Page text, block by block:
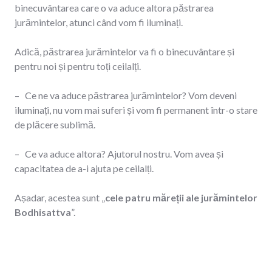
binecuvântarea care o va aduce altora păstrarea
jurămintelor, atunci când vom fi iluminați.
Adică, păstrarea jurămintelor va fi o binecuvântare și
pentru noi și pentru toți ceilalți.
– Ce ne va aduce păstrarea jurămintelor? Vom deveni
iluminați, nu vom mai suferi și vom fi permanent într-o stare
de plăcere sublimă.
– Ce va aduce altora? Ajutorul nostru. Vom avea și
capacitatea de a-i ajuta pe ceilalți.
Așadar, acestea sunt „cele patru măreții ale jurămintelor
Bodhisattva”.